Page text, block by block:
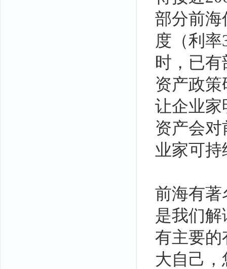
部分前海
度（利
时，已
资产政
让企业家
资产会
业家可持
前海有著
是我们
有主要的
大自己